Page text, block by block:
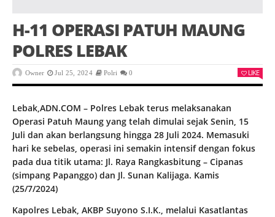
H-11 OPERASI PATUH MAUNG
POLRES LEBAK
Owner Jul 25, 2024 Polri 0 LIKE
Lebak,ADN.COM – Polres Lebak terus melaksanakan
Operasi Patuh Maung yang telah dimulai sejak Senin, 15
Juli dan akan berlangsung hingga 28 Juli 2024. Memasuki
hari ke sebelas, operasi ini semakin intensif dengan fokus
pada dua titik utama: Jl. Raya Rangkasbitung – Cipanas
(simpang Papanggo) dan Jl. Sunan Kalijaga. Kamis
(25/7/2024)
Kapolres Lebak, AKBP Suyono S.I.K., melalui Kasatlantas